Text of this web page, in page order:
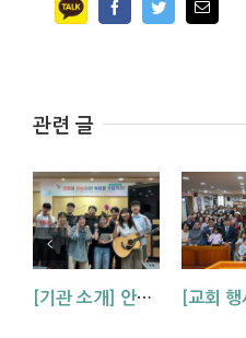
FacebookTwitterEmail
관련 글
[기관 소개] 안양교회 청년부 찬양팀, 하랑을 소개합니다!